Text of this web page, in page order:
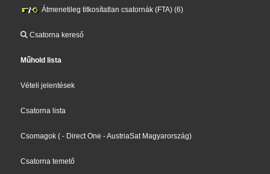
Átmenetileg titkosítatlan csatornák (FTA) (6)
Csatorna kereső
Műhold lista
Vételi jelentések
Csatorna lista
Csomagok (- Direct One - AustriaSat Magyarország)
Csatorna temető